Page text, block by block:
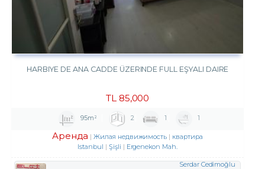
HARBIYE DE ANA CADDE ÜZERINDE FULL EŞYALI DAIRE
TL 85,000
95m² 2 1 1
Аренда Жилая недвижимость
квартира
Istanbul
Şişli Ergenekon Mah.
Serdar Cedimoğlu